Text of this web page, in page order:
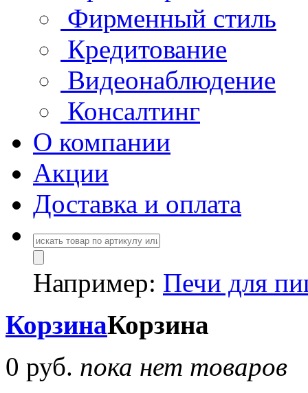
Фирменный стиль
Кредитование
Видеонаблюдение
Консалтинг
О компании
Акции
Доставка и оплата
Например: Печи для
КорзинаКорзина
0 руб. пока нет товаров